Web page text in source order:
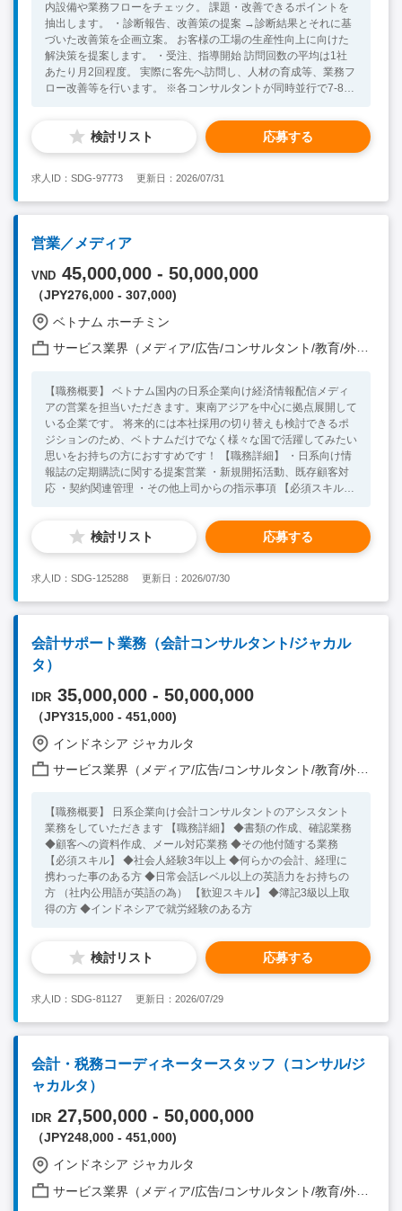
内設備や業務フローをチェック。 課題・改善できるポイントを
抽出します。 ・診断報告、改善策の提案 →診断結果とそれに基
づいた改善策を企画立案。 お客様の工場の生産性向上に向けた
解決策を提案します。 ・受注、指導開始 訪問回数の平均は1社
あたり月2回程度。 実際に客先へ訪問し、人材の育成等、業務フ
ロー改善等を行います。 ※各コンサルタントが同時並行で7-8社
はお客様の車に同乗、または運転手付き社用車使用 ※タイ国内
だけでなく、東南アジア各国への出張もあります。 【組織】 全
体：8名 【その他】 ・通訳が社内におります ・定年は65歳です
製造に関するコンサルティングの経験 ・常に新しい知識を吸収
し、成長したい方 ・製造現場における改善経験 【歓迎スキル】
・工場長・改善活動等のプロジェクトリーダー経験 ・海外工場
の管理者経験 ・海外勤務に挑戦してみたい方
検討リスト 応募する
求人ID：SDG-97773 更新日：2026/07/31
営業／メディア
VND 45,000,000 - 50,000,000
（JPY276,000 - 307,000)
ベトナム ホーチミン
サービス業界（メディア/広告/コンサルタント/教育/外食/飲食/美容/娯楽/士業 他）
【職務概要】 ベトナム国内の日系企業向け経済情報配信メディ
アの営業を担当いただきます。東南アジアを中心に拠点展開して
いる企業です。 将来的には本社採用の切り替えも検討できるポ
ジションのため、ベトナムだけでなく様々な国で活躍してみたい
思いをお持ちの方におすすめです！ 【職務詳細】 ・日系向け情
報誌の定期購読に関する提案営業 ・新規開拓活動、既存顧客対
応 ・契約関連管理 ・その他上司からの指示事項 【必須スキル】
会人経験2年以上、業界不問（ビザ取得のため） ☆営業未経験で
も活躍している方が多い環境です！ 少しでも興味があればご応
募ください。 【歓迎スキル】 ・東南アジア経済に関心
検討リスト 応募する
求人ID：SDG-125288 更新日：2026/07/30
会計サポート業務（会計コンサルタント/ジャカル
タ）
IDR 35,000,000 - 50,000,000
（JPY315,000 - 451,000)
インドネシア ジャカルタ
サービス業界（メディア/広告/コンサルタント/教育/外食/飲食/美容/娯楽/士業 他）
【職務概要】 日系企業向け会計コンサルタントのアシスタント
業務をしていただきます 【職務詳細】 ◆書類の作成、確認業務
◆顧客への資料作成、メール対応業務 ◆その他付随する業務
【必須スキル】 ◆社会人経験3年以上 ◆何らかの会計、経理に
携わった事のある方 ◆日常会話レベル以上の英語力をお持ちの
方 （社内公用語が英語の為） 【歓迎スキル】 ◆簿記3級以上取
得の方 ◆インドネシアで就労経験のある方
検討リスト 応募する
求人ID：SDG-81127 更新日：2026/07/29
会計・税務コーディネータースタッフ（コンサル/ジ
ャカルタ）
IDR 27,500,000 - 50,000,000
（JPY248,000 - 451,000)
インドネシア ジャカルタ
サービス業界（メディア/広告/コンサルタント/教育/外食/飲食/美容/娯楽/士業 他）